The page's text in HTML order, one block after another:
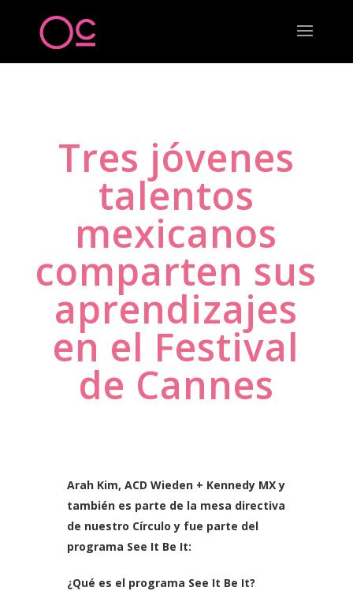
Tres jóvenes
talentos
mexicanos
comparten sus
aprendizajes
en el Festival
de Cannes
Arah Kim, ACD Wieden + Kennedy MX y
también es parte de la mesa directiva
de nuestro Círculo y fue parte del
programa See It Be It:
¿Qué es el programa See It Be It?